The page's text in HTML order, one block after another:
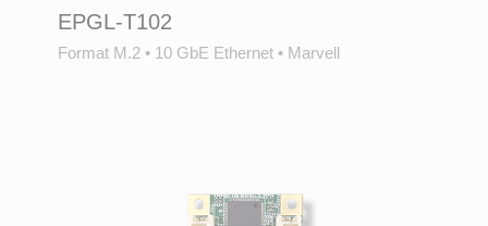
EPGL-T102
Format M.2 • 10 GbE Ethernet • Marvell